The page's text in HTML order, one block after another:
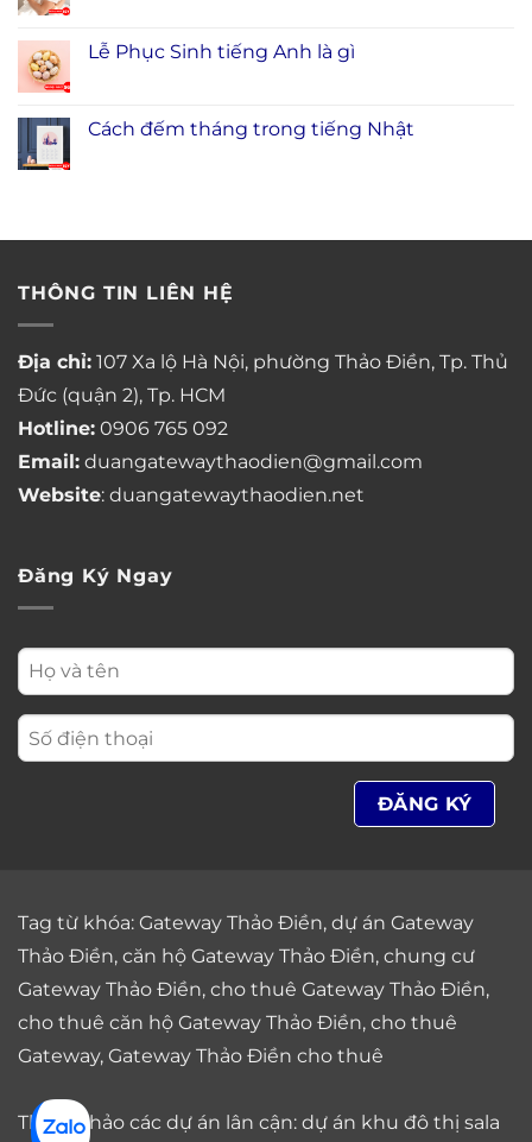
Lễ Phục Sinh tiếng Anh là gì
Cách đếm tháng trong tiếng Nhật
THÔNG TIN LIÊN HỆ
Địa chỉ: 107 Xa lộ Hà Nội, phường Thảo Điền, Tp. Thủ
Đức (quận 2), Tp. HCM
Hotline: 0906 765 092
Email: duangatewaythaodien@gmail.com
Website: duangatewaythaodien.net
Đăng Ký Ngay
Tag từ khóa: Gateway Thảo Điền, dự án Gateway
Thảo Điền, căn hộ Gateway Thảo Điền, chung cư
Gateway Thảo Điền, cho thuê Gateway Thảo Điền,
cho thuê căn hộ Gateway Thảo Điền, cho thuê
Gateway, Gateway Thảo Điền cho thuê
Tham khảo các dự án lân cận: dự án khu đô thị sala